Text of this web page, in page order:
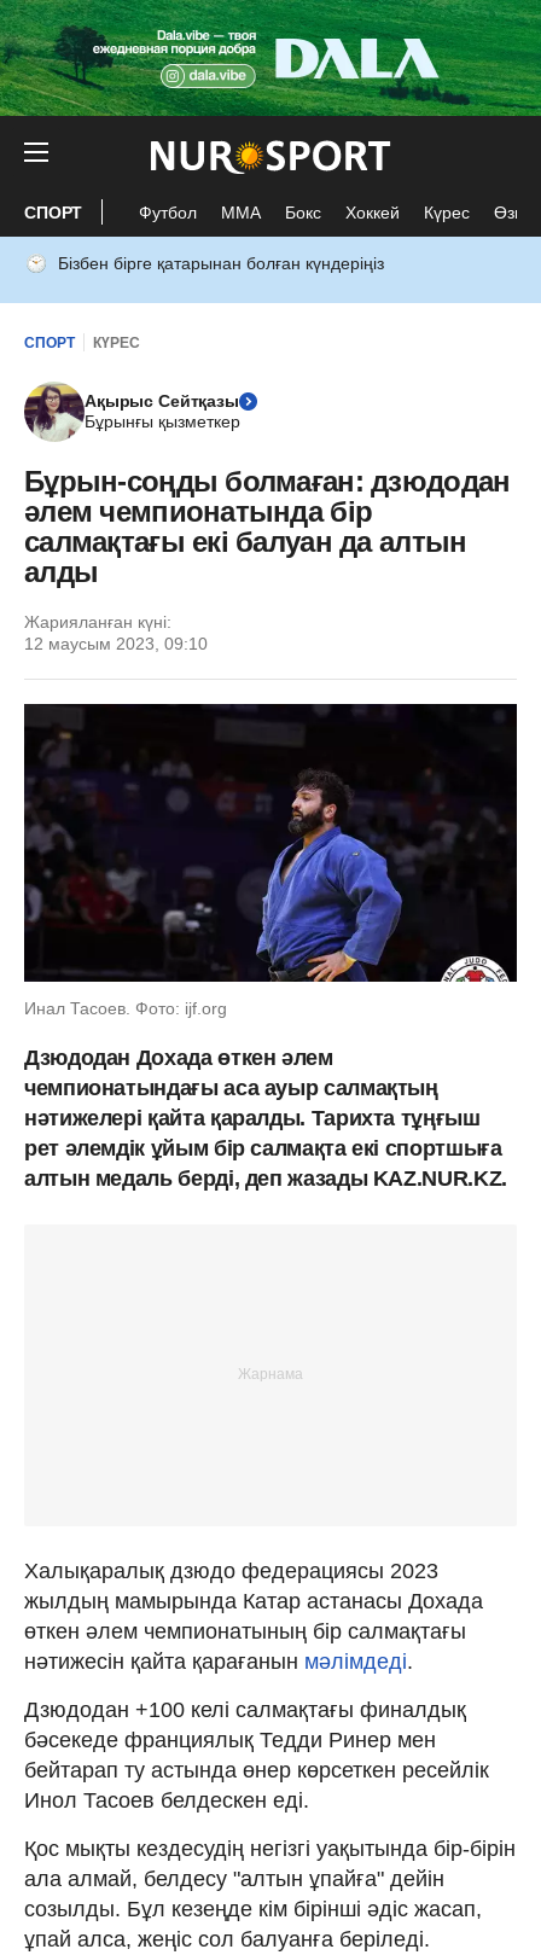
СПОРТ Футбол ММА Бокс Хоккей Күрес Өзге
Бізбен бірге қатарынан болған күндеріңіз
СПОРТ КҮРЕС
Ақырыс Сейтқазы
Бұрынғы қызметкер
Бұрын-соңды болмаған: дзюдодан
әлем чемпионатында бір
салмақтағы екі балуан да алтын
алды
Жарияланған күні:
12 маусым 2023, 09:10
Инал Тасоев. Фото: ijf.org
Дзюдодан Дохада өткен әлем
чемпионатындағы аса ауыр салмақтың
нәтижелері қайта қаралды. Тарихта тұңғыш
рет әлемдік ұйым бір салмақта екі спортшыға
алтын медаль берді, деп жазады KAZ.NUR.KZ.
Халықаралық дзюдо федерациясы 2023
жылдың мамырында Катар астанасы Дохада
өткен әлем чемпионатының бір салмақтағы
нәтижесін қайта қарағанын мәлімдеді.
Дзюдодан +100 келі салмақтағы финалдық
бәсекеде франциялық Тедди Ринер мен
бейтарап ту астында өнер көрсеткен ресейлік
Инол Тасоев белдескен еді.
Қос мықты кездесудің негізгі уақытында бір-бірін
ала алмай, белдесу "алтын ұпайға" дейін
созылды. Бұл кезеңде кім бірінші әдіс жасап,
ұпай алса, жеңіс сол балуанға беріледі.